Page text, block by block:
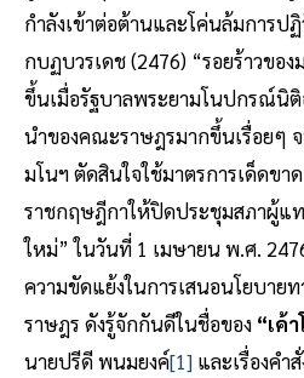
กำลังเข้าต่อต้านและโค่นล้มการ
กบฏบวรเดช (2476) “รอยร้าวขอ
ขึ้นเมื่อรัฐบาลพระยามโนปกรณ์นิ
นำของคณะราษฎรมากขึ้นเรื่อยๆ
มโนฯ ตัดสินใจใช้มาตรการเด็ดขา
ราชกฤษฎีกาให้ปิดประชุมสภาผู้แ
ใหม่” ในวันที่ 1 เมษายน พ.ศ.
ความขัดแย้งในการเสนอนโยบาย
ราษฎร ดังรู้จักกันดีในชื่อของ “เค้
นายปรีดี พนมยงค์[1] และเรื่องคำ